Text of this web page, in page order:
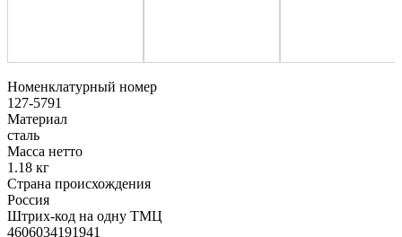
Номенклатурный номер
127-5791
Материал
сталь
Масса нетто
1.18 кг
Страна происхождения
Россия
Штрих-код на одну ТМЦ
4606034191941